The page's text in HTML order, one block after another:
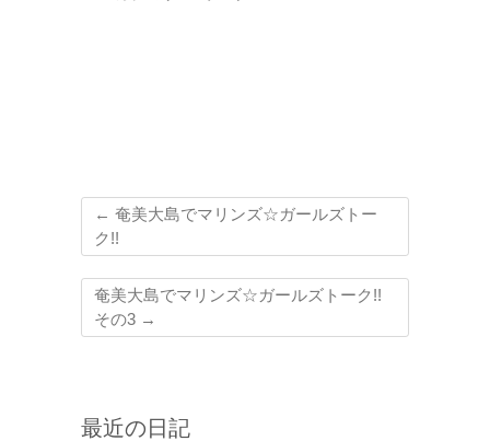
← 奄美大島でマリンズ☆ガールズトー
ク!!
奄美大島でマリンズ☆ガールズトーク!!
その3 →
最近の日記